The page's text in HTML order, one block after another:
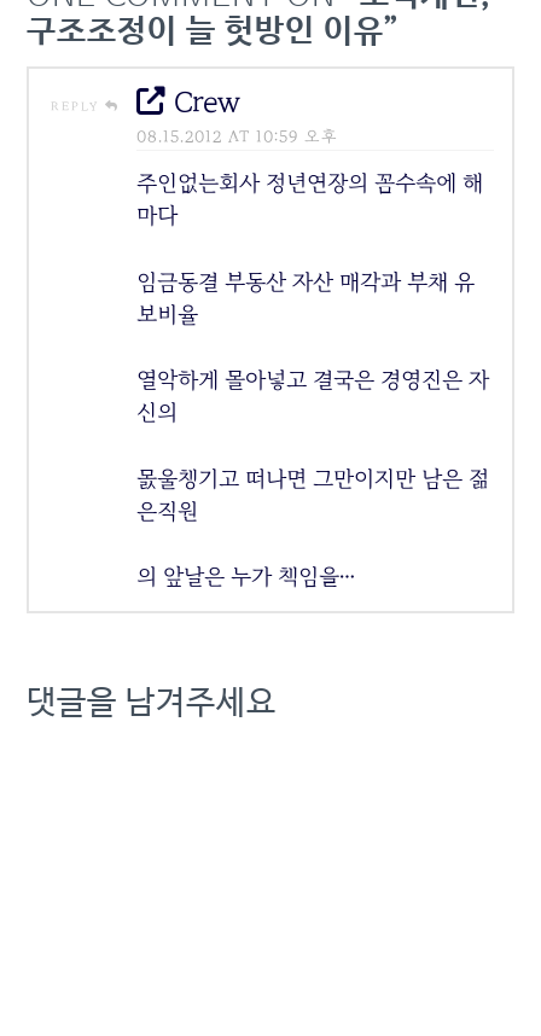
구조조정이 늘 헛방인 이유”
REPLY Crew
08.15.2012 AT 10:59 오후
주인없는회사 정년연장의 꼼수속에 해
마다
임금동결 부동산 자산 매각과 부채 유
보비율
열악하게 몰아넣고 결국은 경영진은 자
신의
몴울챙기고 떠나면 그만이지만 남은 젊
은직원
의 앞날은 누가 책임을…
댓글을 남겨주세요